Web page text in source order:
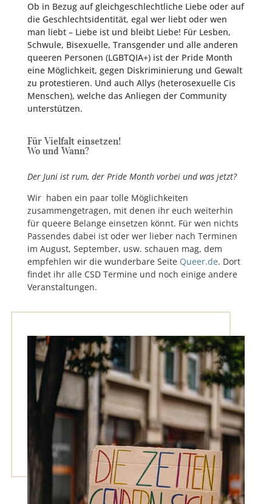
Ob in Bezug auf gleichgeschlechtliche Liebe oder auf
die Geschlechtsidentität, egal wer liebt oder wen
man liebt – Liebe ist und bleibt Liebe! Für Lesben,
Schwule, Bisexuelle, Transgender und alle anderen
queeren Personen (LGBTQIA+) ist der Pride Month
eine Möglichkeit, gegen Diskriminierung und Gewalt
zu protestieren. Und auch Allys (heterosexuelle Cis
Menschen), welche das Anliegen der Community
unterstützen.
Für Vielfalt einsetzen!
Wo und Wann?
Der Juni ist rum, der Pride Month vorbei und was jetzt?
Wir haben ein paar tolle Möglichkeiten
zusammengetragen, mit denen ihr euch weiterhin
für queere Belange einsetzen könnt. Für wen nichts
Passendes dabei ist oder wer lieber nach Terminen
im August, September, usw. schauen mag, dem
empfehlen wir die wunderbare Seite Queer.de. Dort
findet ihr alle CSD Termine und noch einige andere
Veranstaltungen.